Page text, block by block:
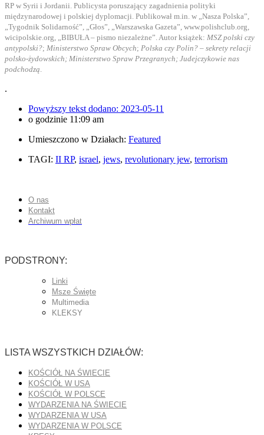
RP w Syrii i Jordanii. Publicysta poruszający zagadnienia polityki
międzynarodowej i polskiej dyplomacji. Publikował m.in. w „Nasza Polska”,
„Tygodnik Solidarność”, „Głos”, „Warszawska Gazeta”, www.polishclub.org,
wicipolskie.org, „BIBUŁA – pismo niezależne”. Autor książek: MSZ polski czy
antypolski?; Ministerstwo Spraw Obcych; Polska czy Polin? – sekrety relacji
polsko-żydowskich; Ministerstwo Spraw Przegranych; Judejczykowie nas
podchodzą
.
Powyższy tekst dodano: 2023-05-11
o godzinie 11:09 am
Umieszczono w Działach: Featured
TAGI: II RP, israel, jews, revolutionary jew, terrorism
O nas
Kontakt
Archiwum wpłat
PODSTRONY:
Linki
Msze Święte
Multimedia
KLEKSY
LISTA WSZYSTKICH DZIAŁÓW:
KOŚCIÓŁ NA ŚWIECIE
KOŚCIÓŁ W USA
KOŚCIÓŁ W POLSCE
WYDARZENIA NA ŚWIECIE
WYDARZENIA W USA
WYDARZENIA W POLSCE